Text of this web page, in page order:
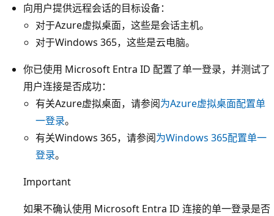
向用户提供远程会话的目标设备：
对于Azure虚拟桌面，这些是会话主机。
对于Windows 365，这些是云电脑。
你已使用 Microsoft Entra ID 配置了单一登录，并测试了
用户连接是否成功：
有关Azure虚拟桌面，请参阅为Azure虚拟桌面配置单
一登录。
有关Windows 365，请参阅为Windows 365配置单一
登录。
Important
如果不确认使用 Microsoft Entra ID 连接的单一登录是否